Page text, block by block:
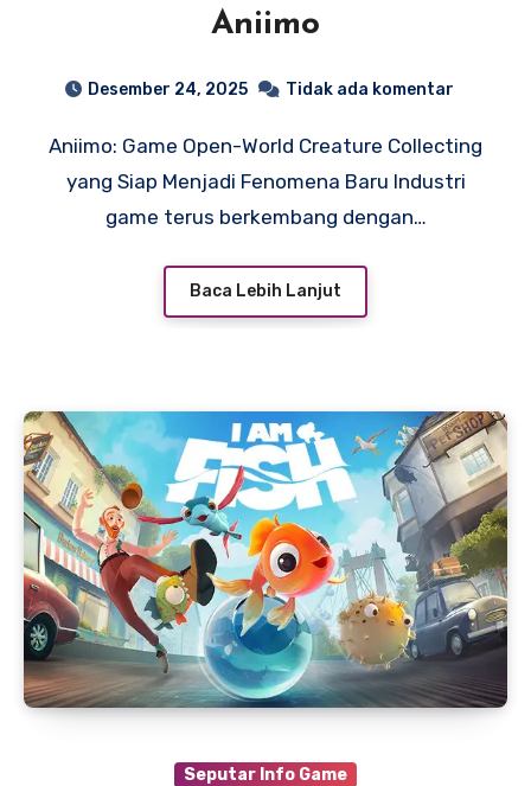
Aniimo
Desember 24, 2025 Tidak ada komentar
Aniimo: Game Open-World Creature Collecting
yang Siap Menjadi Fenomena Baru Industri
game terus berkembang dengan…
Baca Lebih Lanjut
Seputar Info Game